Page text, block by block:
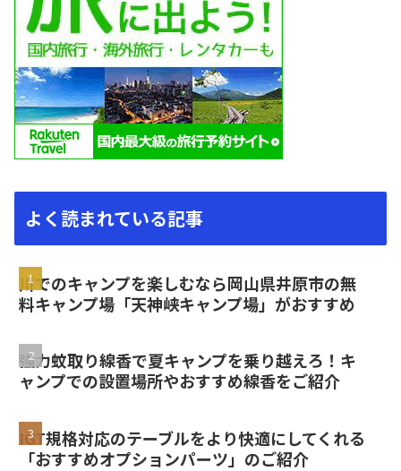
よく読まれている記事
川でのキャンプを楽しむなら岡山県井原市の無
料キャンプ場「天神峡キャンプ場」がおすすめ
強力蚊取り線香で夏キャンプを乗り越えろ！キ
ャンプでの設置場所やおすすめ線香をご紹介
IGT規格対応のテーブルをより快適にしてくれる
「おすすめオプションパーツ」のご紹介